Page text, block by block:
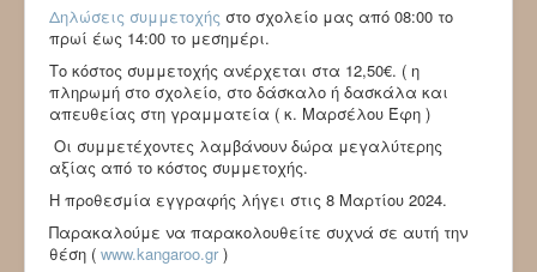
Δηλώσεις συμμετοχής στο σχολείο μας από 08:00 το
πρωί έως 14:00 το μεσημέρι.
Το κόστος συμμετοχής ανέρχεται στα 12,50€. ( η
πληρωμή στο σχολείο, στο δάσκαλο ή δασκάλα και
απευθείας στη γραμματεία ( κ. Μαρσέλου Έφη )
Οι συμμετέχοντες λαμβάνουν δώρα μεγαλύτερης
αξίας από το κόστος συμμετοχής.
Η προθεσμία εγγραφής λήγει στις 8 Μαρτίου 2024.
Παρακαλούμε να παρακολουθείτε συχνά σε αυτή την
θέση ( www.kangaroo.gr )